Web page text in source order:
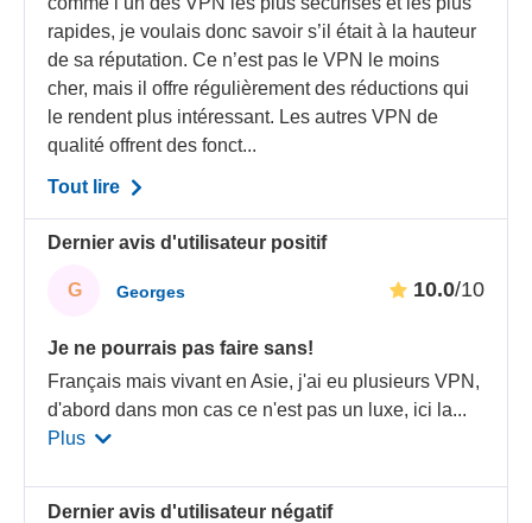
rapides, je voulais donc savoir s’il était à la hauteur
de sa réputation. Ce n’est pas le VPN le moins
cher, mais il offre régulièrement des réductions qui
le rendent plus intéressant. Les autres VPN de
qualité offrent des fonct...
Tout lire
Dernier avis d'utilisateur positif
G Georges 10.0/10
Je ne pourrais pas faire sans!
Français mais vivant en Asie, j'ai eu plusieurs VPN,
d'abord dans mon cas ce n'est pas un luxe, ici la...
Plus
Dernier avis d'utilisateur négatif